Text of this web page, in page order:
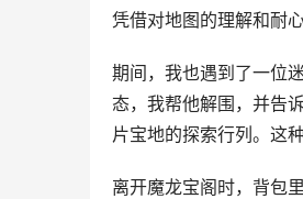
凭借对地图的理解和耐
期间，我也遇到了一位
态，我帮他解围，并告
片宝地的探索行列。这
离开魔龙宝阁时，背包